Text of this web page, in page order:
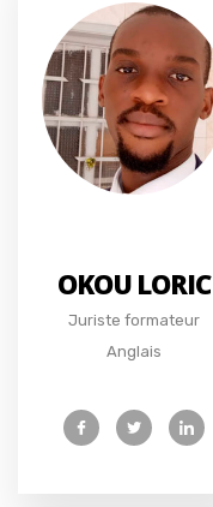
OKOU LORIC
Juriste formateur
Anglais